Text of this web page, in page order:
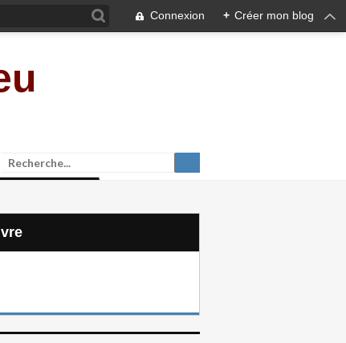
Connexion + Créer mon blog